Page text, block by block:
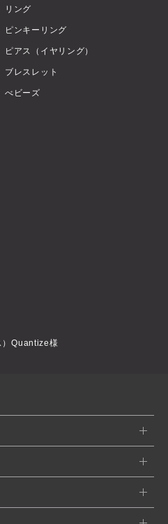
リング
ピンキーリング
ピアス（イヤリング）
ブレスレット
べビーズ
）Quantize様